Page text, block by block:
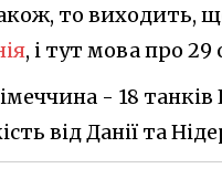
то виходить,
, і тут мова про
- 18
від Данії та